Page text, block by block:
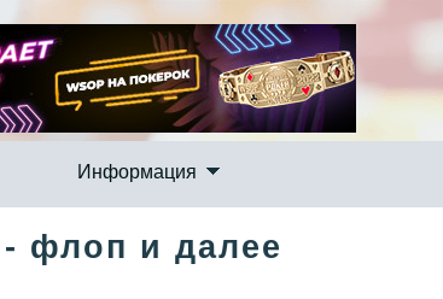
Информация
флоп и далее